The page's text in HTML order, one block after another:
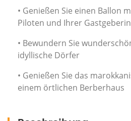
• Genießen Sie einen Ballon
Piloten und Ihrer
• Bewundern Sie
idyllische Dörfer
• Genießen Sie das
einem örtlichen Berberhaus